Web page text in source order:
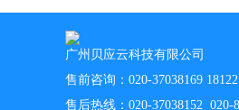
广州贝应云科技有限公司
售前咨询：020-37038169
售后热线：020-37038152 020-